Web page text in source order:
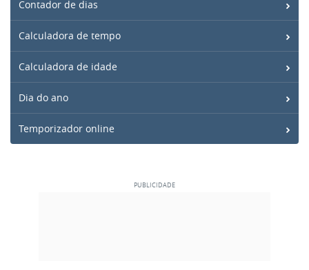
Contador de dias
Calculadora de tempo
Calculadora de idade
Dia do ano
Temporizador online